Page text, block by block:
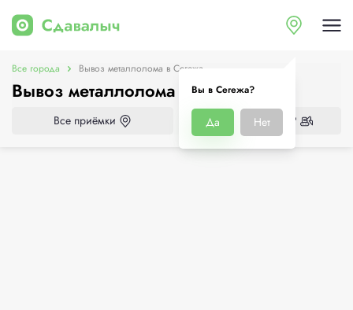
Вы в Сегежа?
Да Нет
Все города Вывоз металлолома в Сегежа
Вывоз металлолома в Сегежа
Все приёмки Нужен демонтаж?